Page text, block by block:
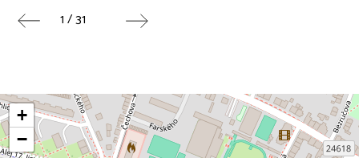
1 / 31
+
−